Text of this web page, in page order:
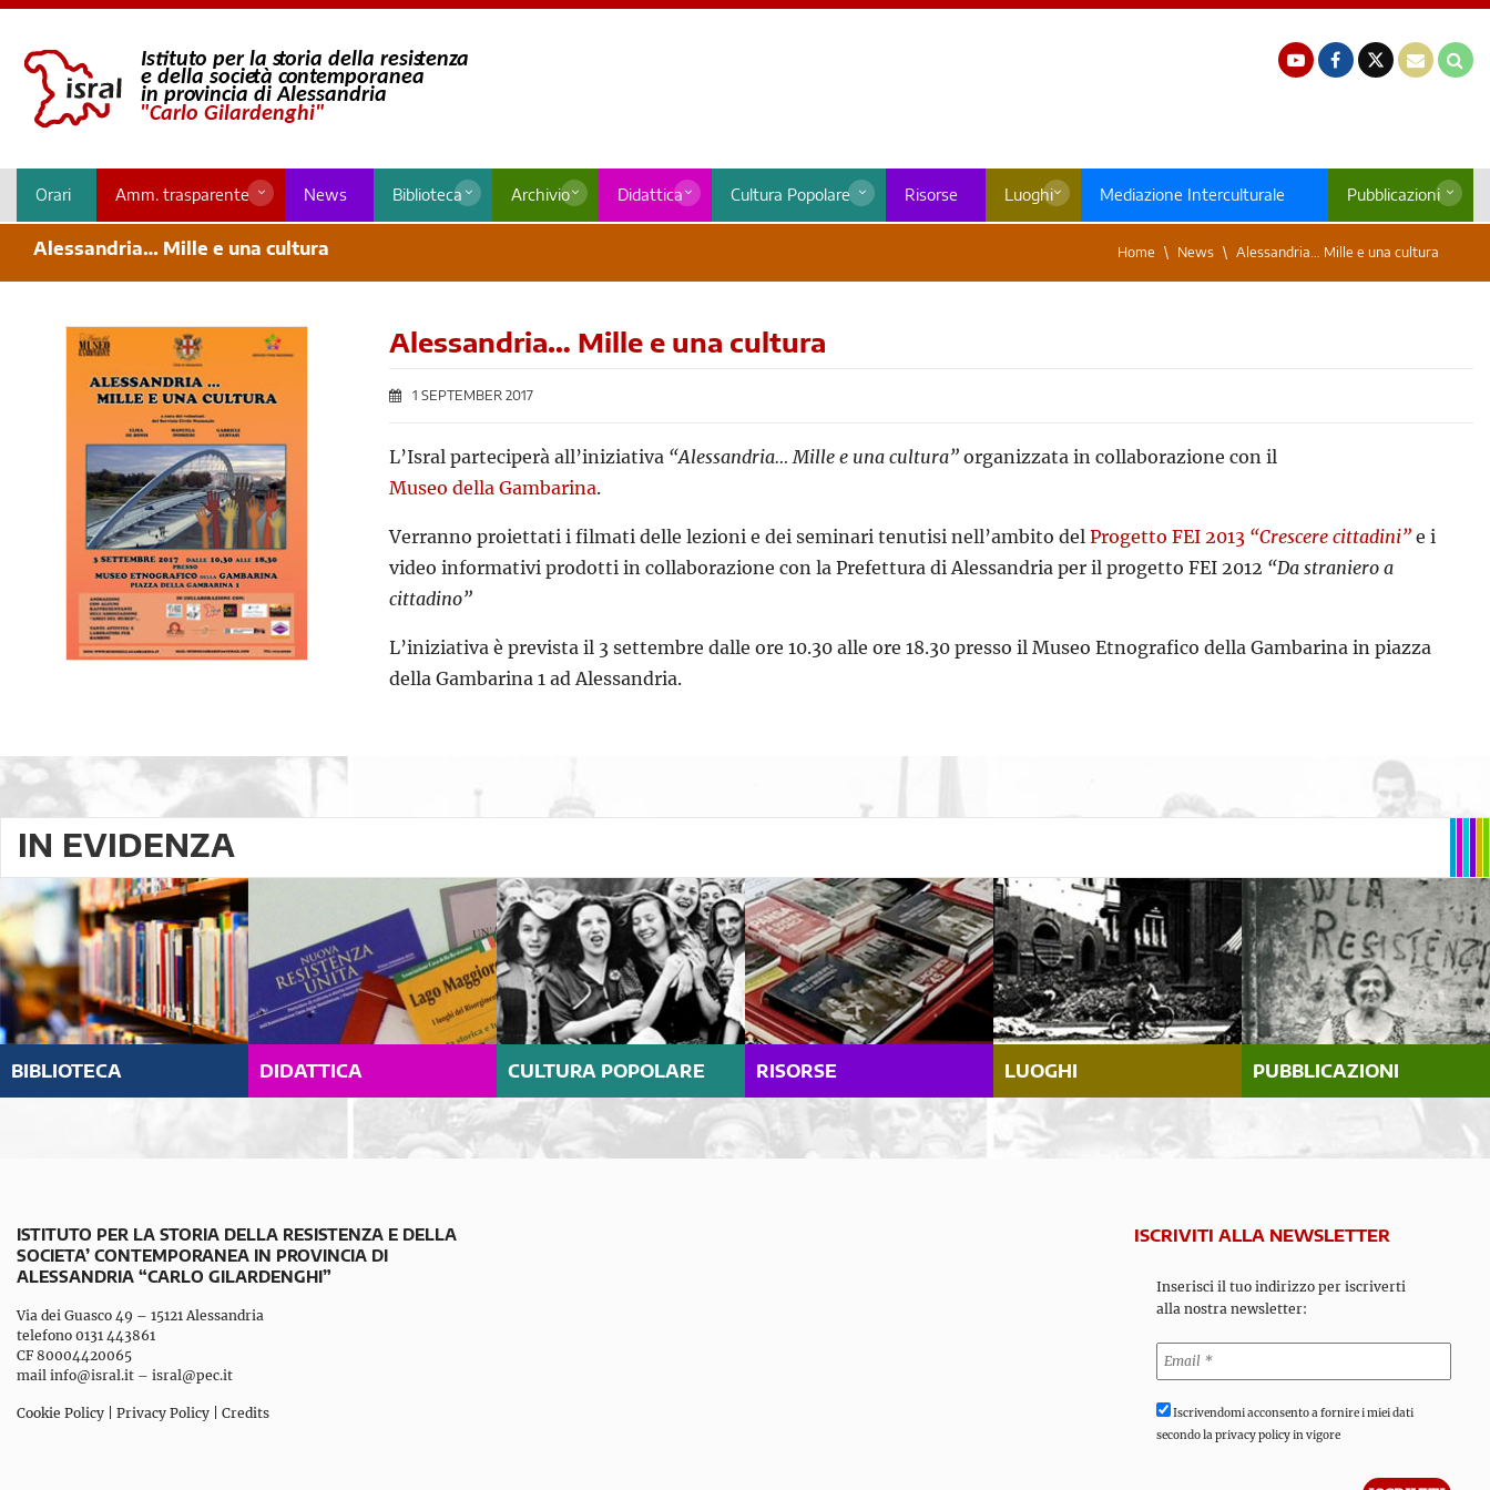
Orari Amm. trasparente News Biblioteca Archivio Didattica Cultura Popolare Risorse Luoghi Mediazione Interculturale Pubblicazioni
Alessandria… Mille e una cultura Home News Alessandria… Mille e una cultura
Alessandria… Mille e una cultura
1 SEPTEMBER 2017
L’Isral parteciperà all’iniziativa “Alessandria… Mille e una cultura” organizzata in collaborazione con il
Museo della Gambarina.
Verranno proiettati i filmati delle lezioni e dei seminari tenutisi nell’ambito del Progetto FEI 2013 “Crescere cittadini” e i
video informativi prodotti in collaborazione con la Prefettura di Alessandria per il progetto FEI 2012 “Da straniero a
cittadino”
L’iniziativa è prevista il 3 settembre dalle ore 10.30 alle ore 18.30 presso il Museo Etnografico della Gambarina in piazza
della Gambarina 1 ad Alessandria.
IN EVIDENZA
BIBLIOTECA DIDATTICA CULTURA POPOLARE RISORSE LUOGHI PUBBLICAZIONI
ISTITUTO PER LA STORIA DELLA RESISTENZA E DELLA
SOCIETA’ CONTEMPORANEA IN PROVINCIA DI
ALESSANDRIA “CARLO GILARDENGHI”
Via dei Guasco 49 – 15121 Alessandria
telefono 0131 443861
CF 80004420065
mail info@isral.it – isral@pec.it
Cookie Policy Privacy Policy Credits
ISCRIVITI ALLA NEWSLETTER
Inserisci il tuo indirizzo per iscriverti
alla nostra newsletter:
Iscrivendomi acconsento a fornire i miei dati
secondo la privacy policy in vigore